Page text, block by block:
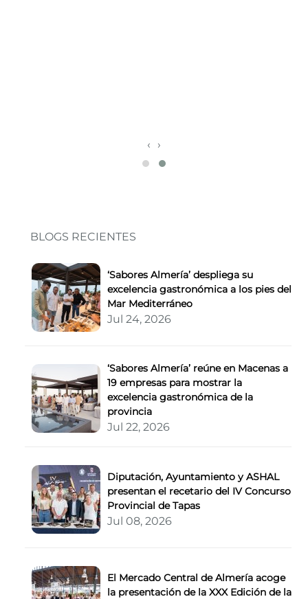
‹ ›
BLOGS RECIENTES
‘Sabores Almería’ despliega su
excelencia gastronómica a los pies del
Mar Mediterráneo
Jul 24, 2026
‘Sabores Almería’ reúne en Macenas a
19 empresas para mostrar la
excelencia gastronómica de la
provincia
Jul 22, 2026
Diputación, Ayuntamiento y ASHAL
presentan el recetario del IV Concurso
Provincial de Tapas
Jul 08, 2026
El Mercado Central de Almería acoge
la presentación de la XXX Edición de la